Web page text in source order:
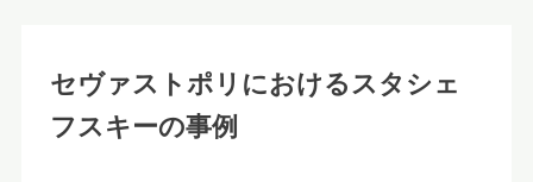
セヴァストポリにおけるスタシェ
フスキーの事例